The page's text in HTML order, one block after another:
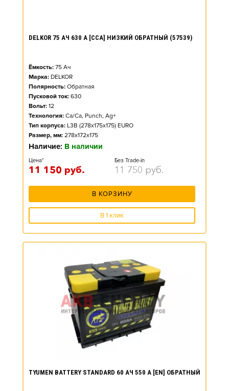
DELKOR 75 АЧ 630 А [CCA] НИЗКИЙ ОБРАТНЫЙ (57539)
Ёмкость: 75 Ач
Марка: DELKOR
Полярность: Обратная
Пусковой ток: 630
Вольт: 12
Технология: Ca/Ca, Punch, Ag+
Тип корпуса: L3B (278x175x175) EURO
Размер, мм: 278x172x175
Наличие: В наличии
Цена*
11 150 руб.
Без Trade-in
11 750 руб.
В КОРЗИНУ
В 1 клик
TYUMEN BATTERY STANDARD 60 АЧ 550 А [EN] ОБРАТНЫЙ